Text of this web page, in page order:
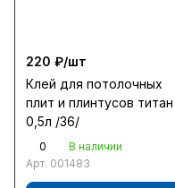
220 ₽/шт
Клей для потолочных
плит и плинтусов титан
0,5л /36/
0
В наличии
Арт. 001483